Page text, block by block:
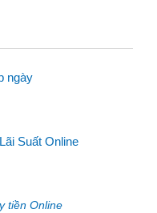
ngày
Suất Online
tiền Online